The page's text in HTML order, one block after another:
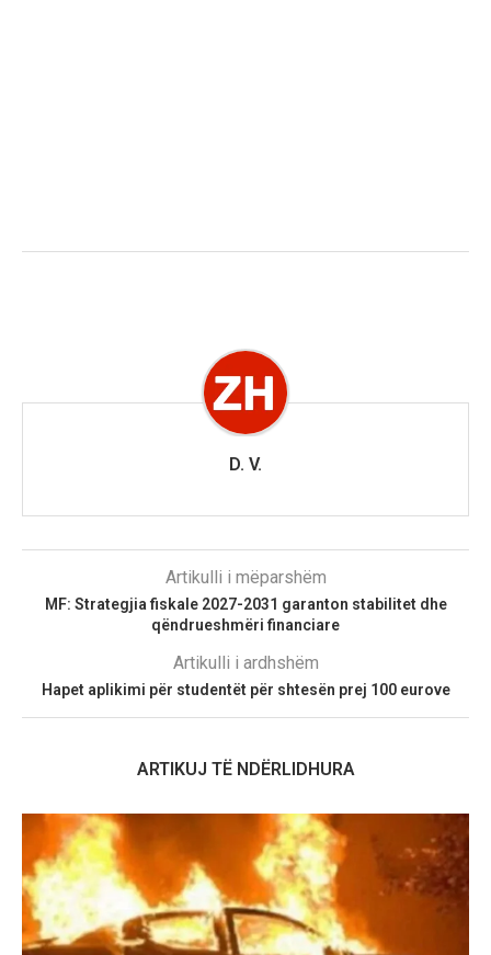
D. V.
Artikulli i mëparshëm
MF: Strategjia fiskale 2027-2031 garanton stabilitet dhe
qëndrueshmëri financiare
Artikulli i ardhshëm
Hapet aplikimi për studentët për shtesën prej 100 eurove
ARTIKUJ TË NDËRLIDHURA